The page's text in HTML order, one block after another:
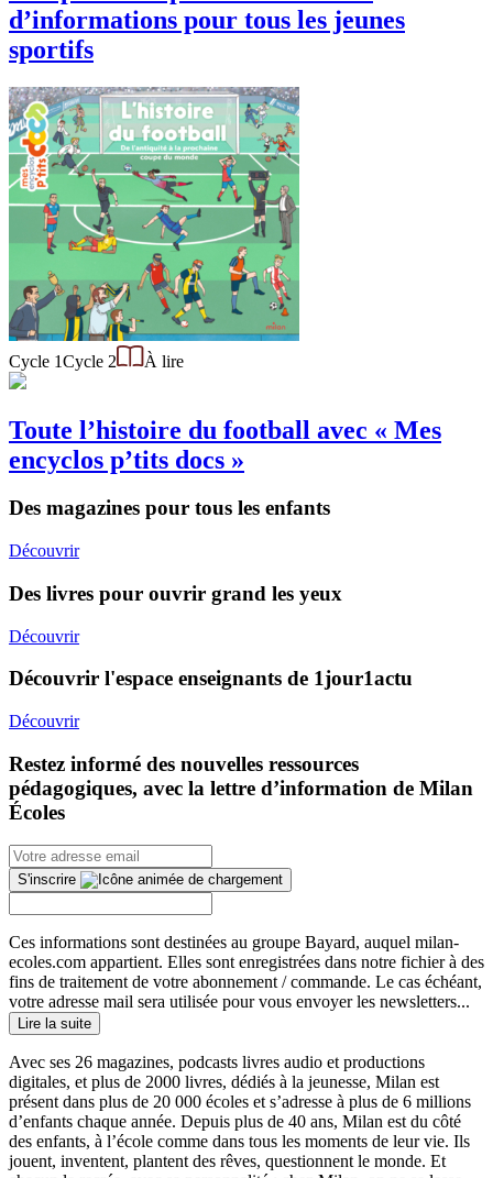
d’informations pour tous les jeunes
sportifs
Cycle 1Cycle 2 À lire
Toute l’histoire du football avec « Mes
encyclos p’tits docs »
Des magazines pour tous les enfants
Découvrir
Des livres pour ouvrir grand les yeux
Découvrir
Découvrir l'espace enseignants de 1jour1actu
Découvrir
Restez informé des nouvelles ressources
pédagogiques, avec la lettre d’information de Milan
Écoles
S'inscrire
Ces informations sont destinées au groupe Bayard, auquel milan-
ecoles.com appartient. Elles sont enregistrées dans notre fichier à des
fins de traitement de votre abonnement / commande. Le cas échéant,
votre adresse mail sera utilisée pour vous envoyer les newsletters...
Lire la suite
Avec ses 26 magazines, podcasts livres audio et productions
digitales, et plus de 2000 livres, dédiés à la jeunesse, Milan est
présent dans plus de 20 000 écoles et s’adresse à plus de 6 millions
d’enfants chaque année. Depuis plus de 40 ans, Milan est du côté
des enfants, à l’école comme dans tous les moments de leur vie. Ils
jouent, inventent, plantent des rêves, questionnent le monde. Et